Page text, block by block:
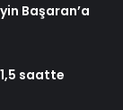
Başaran’a
saatte